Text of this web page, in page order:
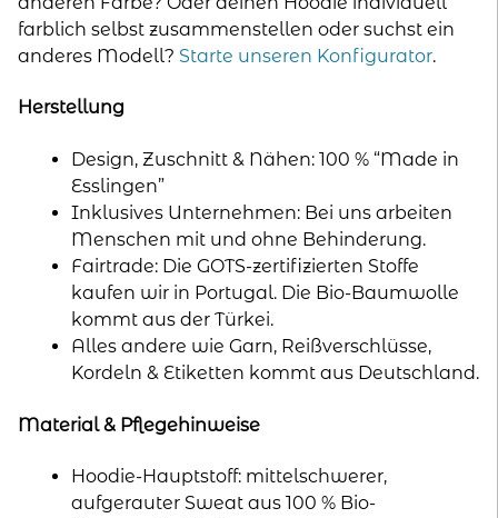
farblich selbst zusammenstellen oder suchst ein
anderes Modell? Starte unseren Konfigurator.
Herstellung
Design, Zuschnitt & Nähen: 100 % “Made in
Esslingen”
Inklusives Unternehmen: Bei uns arbeiten
Menschen mit und ohne Behinderung.
Fairtrade: Die GOTS-zertifizierten Stoffe
kaufen wir in Portugal. Die Bio-Baumwolle
kommt aus der Türkei.
Alles andere wie Garn, Reißverschlüsse,
Kordeln & Etiketten kommt aus Deutschland.
Material & Pflegehinweise
Hoodie-Hauptstoff: mittelschwerer,
aufgerauter Sweat aus 100 % Bio-